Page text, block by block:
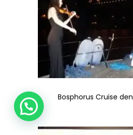
Bosphorus Cruise